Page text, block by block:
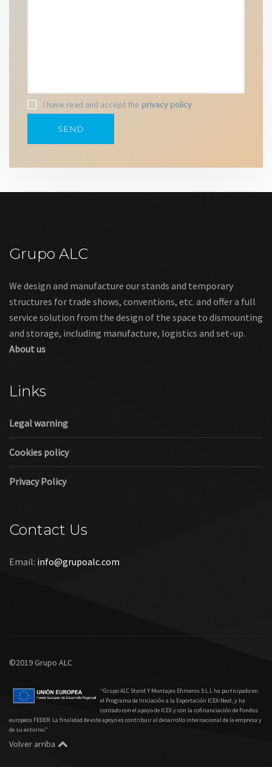
I have read and accept the privacy policy
Grupo ALC
We design and manufacture our stands and temporary
structures for trade shows, conventions, etc. and offer a full
service solution from the design of the space to dismounting
and storage, including manufacture, logistics and set-up.
About us
Links
Legal warning
Cookies policy
Privacy Policy
Contact Us
Email: info@grupoalc.com
©2019 Grupo ALC
“Grupo ALC Stand Y Montajes Efimeros S.L.L ha participado en
el Programa de Iniciación a la Exportación ICEX‐Next, y ha
contado con el apoyo de ICEX y con la cofinanciación de Fondos
europeos FEDER. La finalidad de este apoyo es contribuir al desarrollo internacional de la empresa y
de su entorno.”
Volver arriba